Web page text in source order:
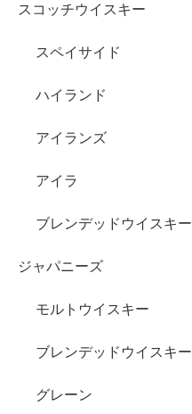
スコッチウイスキー
スペイサイド
ハイランド
アイランズ
アイラ
ブレンデッドウイスキー
ジャパニーズ
モルトウイスキー
ブレンデッドウイスキー
グレーン